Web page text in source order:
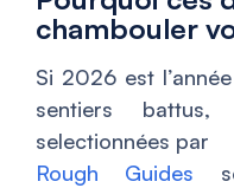
chambouler
Si 2026 est
sentiers
selectionnées par
Rough Guides